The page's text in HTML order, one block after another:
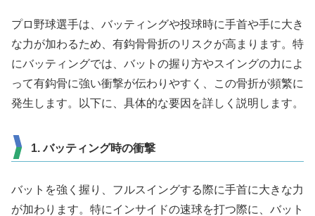
プロ野球選手は、バッティングや投球時に手首や手に大き
な力が加わるため、有鈎骨骨折のリスクが高まります。特
にバッティングでは、バットの握り方やスイングの力によ
って有鈎骨に強い衝撃が伝わりやすく、この骨折が頻繁に
発生します。以下に、具体的な要因を詳しく説明します。
1. バッティング時の衝撃
バットを強く握り、フルスイングする際に手首に大きな力
が加わります。特にインサイドの速球を打つ際に、バット